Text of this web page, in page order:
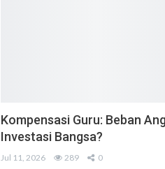
Kompensasi Guru: Beban
Investasi Bangsa?
Jul 11, 2026 289 0